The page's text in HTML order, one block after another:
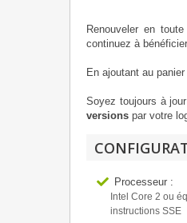
Renouveler en
continuez à
En ajoutant au
Soyez toujours à
versions par votre
Processeur :
Intel Core 2 ou
instructions SSE